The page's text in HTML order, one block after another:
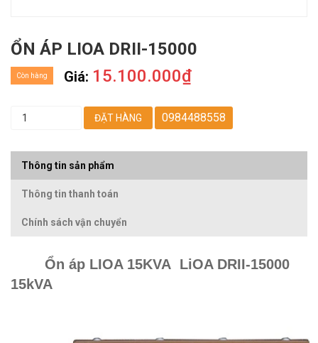
ỔN ÁP LIOA DRII-15000
Giá: 15.100.000₫
Còn hàng
ĐẶT HÀNG 0984488558
Thông tin sản phẩm
Thông tin thanh toán
Chính sách vận chuyển
Ổn áp LIOA 15KVA LiOA DRII-15000
15kVA